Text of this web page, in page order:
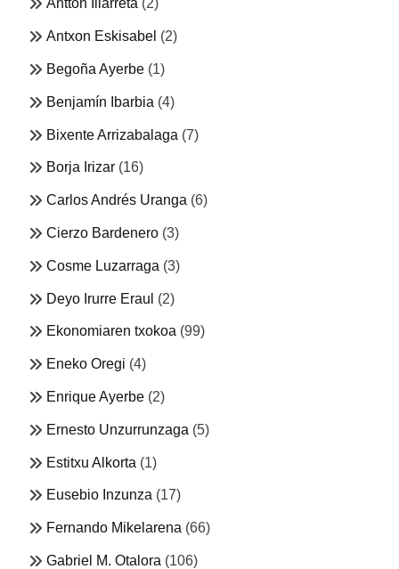
Antton Illarreta (2)
Antxon Eskisabel (2)
Begoña Ayerbe (1)
Benjamín Ibarbia (4)
Bixente Arrizabalaga (7)
Borja Irizar (16)
Carlos Andrés Uranga (6)
Cierzo Bardenero (3)
Cosme Luzarraga (3)
Deyo Irurre Eraul (2)
Ekonomiaren txokoa (99)
Eneko Oregi (4)
Enrique Ayerbe (2)
Ernesto Unzurrunzaga (5)
Estitxu Alkorta (1)
Eusebio Inzunza (17)
Fernando Mikelarena (66)
Gabriel M. Otalora (106)